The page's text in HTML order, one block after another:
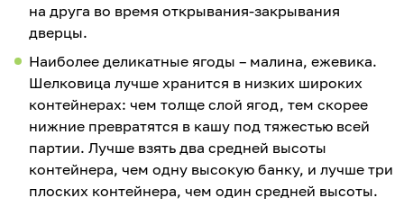
на друга во время открывания-закрывания
дверцы.
Наиболее деликатные ягоды – малина, ежевика.
Шелковица лучше хранится в низких широких
контейнерах: чем толще слой ягод, тем скорее
нижние превратятся в кашу под тяжестью всей
партии. Лучше взять два средней высоты
контейнера, чем одну высокую банку, и лучше три
плоских контейнера, чем один средней высоты.